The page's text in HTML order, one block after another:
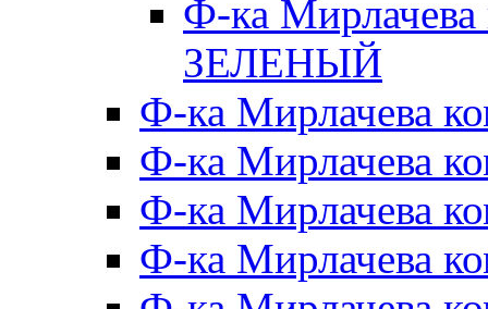
Ф-ка
ЗЕЛЕНЫЙ
Ф-ка Мирлачева
Ф-ка Мирлачева
Ф-ка Мирлачева
Ф-ка Мирлачева